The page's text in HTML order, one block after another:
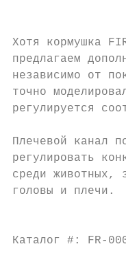
Хотя кормушка
предлагаем
независимо от
точно
регулируется
Плечевой канал
регулировать
среди
головы и
Каталог #: FR-